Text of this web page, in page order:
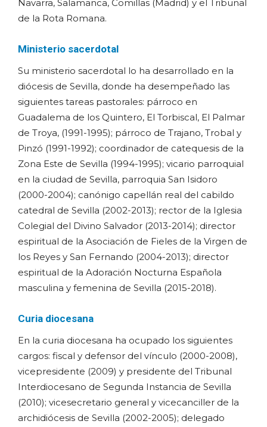
Navarra, Salamanca, Comillas (Madrid) y el Tribunal
de la Rota Romana.
Ministerio sacerdotal
Su ministerio sacerdotal lo ha desarrollado en la
diócesis de Sevilla, donde ha desempeñado las
siguientes tareas pastorales: párroco en
Guadalema de los Quintero, El Torbiscal, El Palmar
de Troya, (1991-1995); párroco de Trajano, Trobal y
Pinzó (1991-1992); coordinador de catequesis de la
Zona Este de Sevilla (1994-1995); vicario parroquial
en la ciudad de Sevilla, parroquia San Isidoro
(2000-2004); canónigo capellán real del cabildo
catedral de Sevilla (2002-2013); rector de la Iglesia
Colegial del Divino Salvador (2013-2014); director
espiritual de la Asociación de Fieles de la Virgen de
los Reyes y San Fernando (2004-2013); director
espiritual de la Adoración Nocturna Española
masculina y femenina de Sevilla (2015-2018).
Curia diocesana
En la curia diocesana ha ocupado los siguientes
cargos: fiscal y defensor del vínculo (2000-2008),
vicepresidente (2009) y presidente del Tribunal
Interdiocesano de Segunda Instancia de Sevilla
(2010); vicesecretario general y vicecanciller de la
archidiócesis de Sevilla (2002-2005); delegado